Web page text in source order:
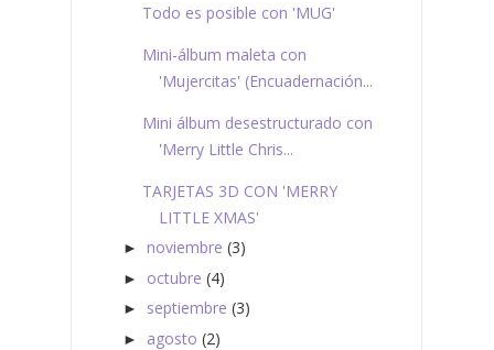
Todo es posible con 'MUG'
Mini-álbum maleta con
'Mujercitas' (Encuadernación...
Mini álbum desestructurado con
'Merry Little Chris...
TARJETAS 3D CON 'MERRY
LITTLE XMAS'
► noviembre (3)
► octubre (4)
► septiembre (3)
► agosto (2)